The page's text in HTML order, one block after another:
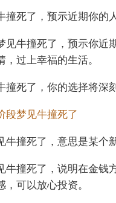
撞死了，预示近期你的
见牛撞死了，预示你近
，过上幸福的生活。
撞死了，你的选择将深
段梦见牛撞死了
牛撞死了，意思是某个
牛撞死了，说明在金钱
，可以放心投资。